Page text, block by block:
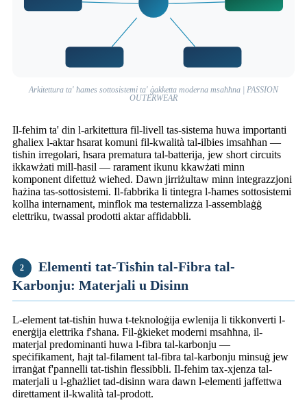
Arkitettura ta' ħames sottosistemi ta' ġakketta moderna msaħħna | PASSION
OUTERWEAR
Il-fehim ta' din l-arkitettura fil-livell tas-sistema huwa importanti
għaliex l-aktar ħsarat komuni fil-kwalità tal-ilbies imsaħħan —
tisħin irregolari, ħsara prematura tal-batterija, jew short circuits
ikkawżati mill-ħasil — rarament ikunu kkawżati minn
komponent difettuż wieħed. Dawn jirriżultaw minn integrazzjoni
ħażina tas-sottosistemi. Il-fabbrika li tintegra l-ħames sottosistemi
kollha internament, minflok ma testernalizza l-assemblaġġ
elettriku, twassal prodotti aktar affidabbli.
2
Elementi tat-Tisħin tal-Fibra tal-
Karbonju: Materjali u Disinn
L-element tat-tisħin huwa t-teknoloġija ewlenija li tikkonverti l-
enerġija elettrika f'sħana. Fil-ġkieket moderni msaħħna, il-
materjal predominanti huwa l-fibra tal-karbonju —
speċifikament, ħajt tal-filament tal-fibra tal-karbonju minsuġ jew
irranġat f'pannelli tat-tisħin flessibbli. Il-fehim tax-xjenza tal-
materjali u l-għażliet tad-disinn wara dawn l-elementi jaffettwa
direttament il-kwalità tal-prodott.